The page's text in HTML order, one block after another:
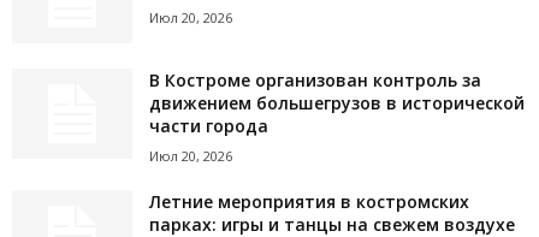
Июл 20, 2026
В Костроме организован контроль за
движением большегрузов в исторической
части города
Июл 20, 2026
Летние мероприятия в костромских
парках: игры и танцы на свежем воздухе